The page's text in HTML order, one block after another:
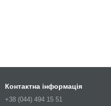
Контактна інформація
+38 (044) 494 15 51